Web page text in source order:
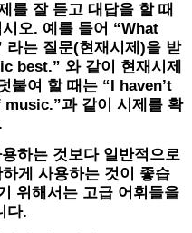
를 잘 듣고 대답을 할 때
오. 예를 들어 “What
는 질문(현재시제)을 받
best.” 와 같이 현재시제
붙여 할 때는 “I haven’t
과 같이 시제를 확
하는 것보다 일반적으로
게 사용하는 것이 좋습
위해서는 고급 어휘들을
다.